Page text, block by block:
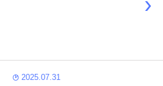
2025.07.31